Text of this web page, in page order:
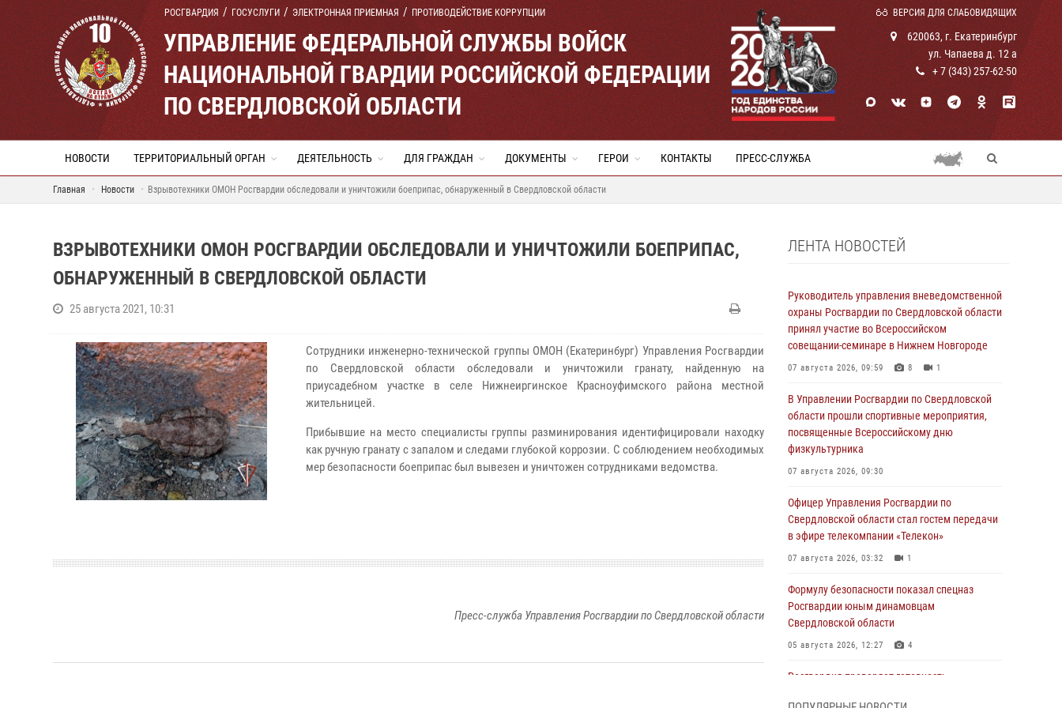
РОСГВАРДИЯ ГОСУСЛУГИ ЭЛЕКТРОННАЯ ПРИЕМНАЯ ПРОТИВОДЕЙСТВИЕ КОРРУПЦИИ ВЕРСИЯ ДЛЯ СЛАБОВИДЯЩИХ
УПРАВЛЕНИЕ ФЕДЕРАЛЬНОЙ СЛУЖБЫ ВОЙСК
НАЦИОНАЛЬНОЙ ГВАРДИИ РОССИЙСКОЙ ФЕДЕРАЦИИ
ПО СВЕРДЛОВСКОЙ ОБЛАСТИ
620063, г. Екатеринбург
ул. Чапаева д. 12 а
+ 7 (343) 257-62-50
НОВОСТИ ТЕРРИТОРИАЛЬНЫЙ ОРГАН ДЕЯТЕЛЬНОСТЬ ДЛЯ ГРАЖДАН ДОКУМЕНТЫ ГЕРОИ КОНТАКТЫ ПРЕСС-СЛУЖБА
Главная Новости Взрывотехники ОМОН Росгвардии обследовали и уничтожили боеприпас, обнаруженный в Свердловской области
ВЗРЫВОТЕХНИКИ ОМОН РОСГВАРДИИ ОБСЛЕДОВАЛИ И УНИЧТОЖИЛИ БОЕПРИПАС,
ОБНАРУЖЕННЫЙ В СВЕРДЛОВСКОЙ ОБЛАСТИ
25 августа 2021, 10:31
Сотрудники инженерно-технической группы ОМОН (Екатеринбург) Управления Росгвардии
по Свердловской области обследовали и уничтожили гранату, найденную на
приусадебном участке в селе Нижнеиргинское Красноуфимского района местной
жительницей.
Прибывшие на место специалисты группы разминирования идентифицировали находку
как ручную гранату с запалом и следами глубокой коррозии. С соблюдением необходимых
мер безопасности боеприпас был вывезен и уничтожен сотрудниками ведомства.
Пресс-служба Управления Росгвардии по Свердловской области
ЛЕНТА НОВОСТЕЙ
Руководитель управления вневедомственной
охраны Росгвардии по Свердловской области
принял участие во Всероссийском
совещании-семинаре в Нижнем Новгороде
07 августа 2026, 09:59 8 1
В Управлении Росгвардии по Свердловской
области прошли спортивные мероприятия,
посвященные Всероссийскому дню
физкультурника
07 августа 2026, 09:30
Офицер Управления Росгвардии по
Свердловской области стал гостем передачи
в эфире телекомпании «Телекон»
07 августа 2026, 03:32 1
Формулу безопасности показал спецназ
Росгвардии юным динамовцам
Свердловской области
05 августа 2026, 12:27 4
Росгвардия проверяет готовность